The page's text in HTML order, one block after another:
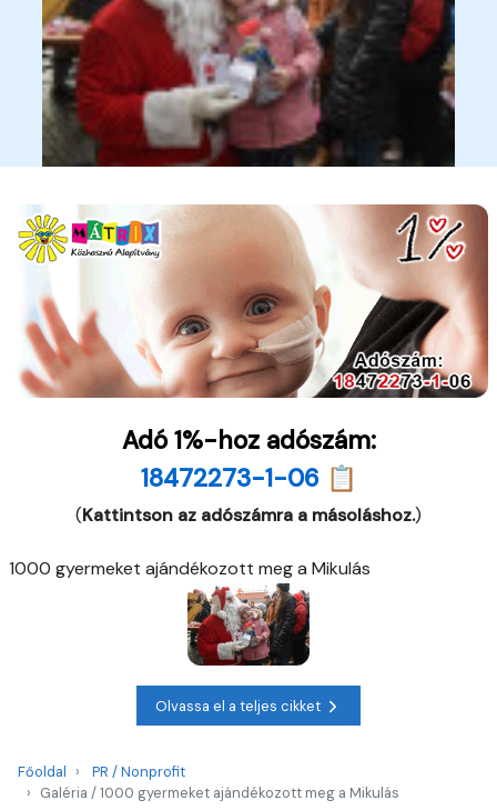
Adó 1%-hoz adószám:
18472273-1-06 📋
(Kattintson az adószámra a másoláshoz.)
1000 gyermeket ajándékozott meg a Mikulás
Olvassa el a teljes cikket
Főoldal
PR / Nonprofit
Galéria / 1000 gyermeket ajándékozott meg a Mikulás